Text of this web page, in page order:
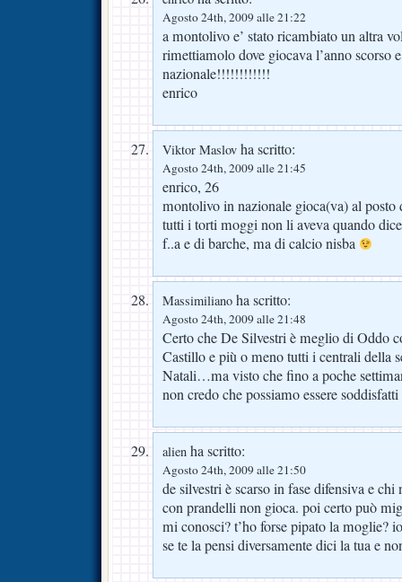
Agosto 24th, 2009 alle 21:22
a montolivo e’ stato ricambiato un altra
rimettiamolo dove giocava l’anno scorso
nazionale!!!!!!!!!!!!
enrico
Viktor Maslov ha scritto:
Agosto 24th, 2009 alle 21:45
enrico, 26
montolivo in nazionale gioca(va) al
tutti i torti moggi non li aveva quando
f..a e di barche, ma di calcio nisba
Massimiliano ha scritto:
Agosto 24th, 2009 alle 21:48
Certo che De Silvestri è meglio di Oddo
Castillo e più o meno tutti i centrali della
Natali…ma visto che fino a poche
non credo che possiamo essere soddisfatti
alien ha scritto:
Agosto 24th, 2009 alle 21:50
de silvestri è scarso in fase difensiva e chi
con prandelli non gioca. poi certo può
mi conosci? t’ho forse pipato la moglie?
se te la pensi diversamente dici la tua e